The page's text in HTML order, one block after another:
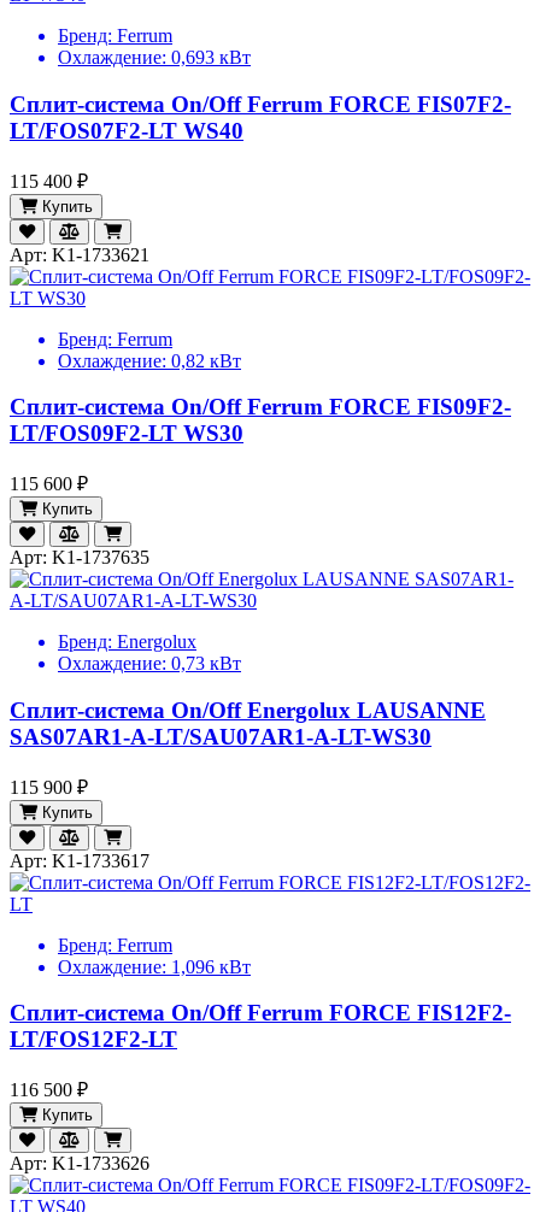
Бренд: Ferrum
Охлаждение: 0,693 кВт
Сплит-система On/Off Ferrum FORCE FIS07F2-
LT/FOS07F2-LT WS40
115 400 ₽
Купить
Арт: K1-1733621
Бренд: Ferrum
Охлаждение: 0,82 кВт
Сплит-система On/Off Ferrum FORCE FIS09F2-
LT/FOS09F2-LT WS30
115 600 ₽
Купить
Арт: K1-1737635
Бренд: Energolux
Охлаждение: 0,73 кВт
Сплит-система On/Off Energolux LAUSANNE
SAS07AR1-A-LT/SAU07AR1-A-LT-WS30
115 900 ₽
Купить
Арт: K1-1733617
Бренд: Ferrum
Охлаждение: 1,096 кВт
Сплит-система On/Off Ferrum FORCE FIS12F2-
LT/FOS12F2-LT
116 500 ₽
Купить
Арт: K1-1733626